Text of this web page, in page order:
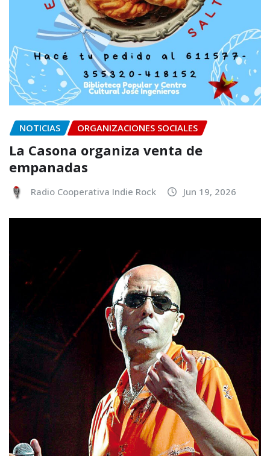
NOTICIAS ORGANIZACIONES SOCIALES
La Casona organiza venta de
empanadas
Radio Cooperativa Indie Rock Jun 19, 2026